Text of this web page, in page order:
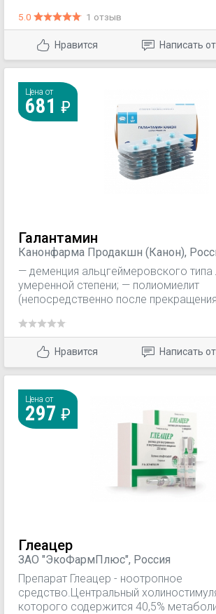
5.0 1 отзыв
Нравится Написать
Цена от
681
Галантамин
Канонфарма Продакшн (Канон),
— деменция альцгеймеровского типа
умеренной степени; — полиомиелит
(непосредственно после
периоде остаточных явлений); —
прогрессирующая мышечная
церебральный паралич, неврит,
Нравится Написать
Цена от
297
Глеацер
ЗАО "ЭкоФармПлюс", Россия
Препарат Глеацер - ноотропное
средство.Центральный
которого содержится 40,5%